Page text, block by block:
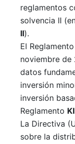
reglamentos
solvencia II
II).
El
noviembre de
datos
inversión
inversión
Reglamento
La Directiva
sobre la